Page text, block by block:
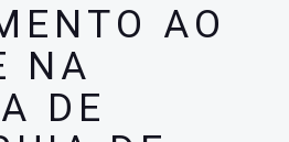
AO
NA
DE